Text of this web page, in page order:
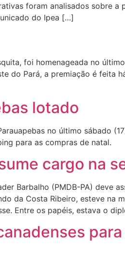
foram analisados sobre
do Ipea […]
foi homenageada no
do Pará, a premiação é feita
lotado
no último sábado
para as compras de natal.
cargo na
Barbalho (PMDB-PA) deve
da Costa Ribeiro, esteve na
Entre os papéis, estava o